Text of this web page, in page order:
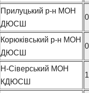
Прилуцький р-н МОН
ДЮСШ
Корюківський р-н МОН
ДЮСШ
Н-Сіверський МОН
КДЮСШ